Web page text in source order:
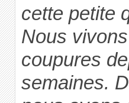
cette petite
Nous
coupures
semaines.